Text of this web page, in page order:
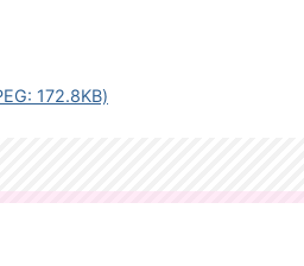
172.8KB)